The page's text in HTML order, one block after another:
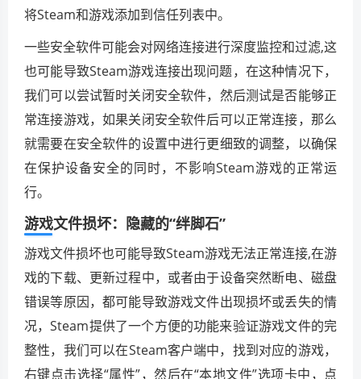
将Steam和游戏添加到信任列表中。
一些安全软件可能会对网络连接进行深度监控和过滤,这
也可能导致Steam游戏连接出现问题，在这种情况下，
我们可以尝试暂时关闭安全软件，然后测试是否能够正
常连接游戏，如果关闭安全软件后可以正常连接，那么
就需要在安全软件的设置中进行更细致的调整，以确保
在保护设备安全的同时，不影响Steam游戏的正常运
行。
游戏文件损坏：隐藏的“绊脚石”
游戏文件损坏也可能导致Steam游戏无法正常连接,在游
戏的下载、更新过程中，或者由于设备突然断电、磁盘
错误等原因，都可能导致游戏文件出现损坏或丢失的情
况，Steam提供了一个方便的功能来验证游戏文件的完
整性，我们可以在Steam客户端中，找到对应的游戏，
右键点击选择“属性”，然后在“本地文件”选项卡中，点